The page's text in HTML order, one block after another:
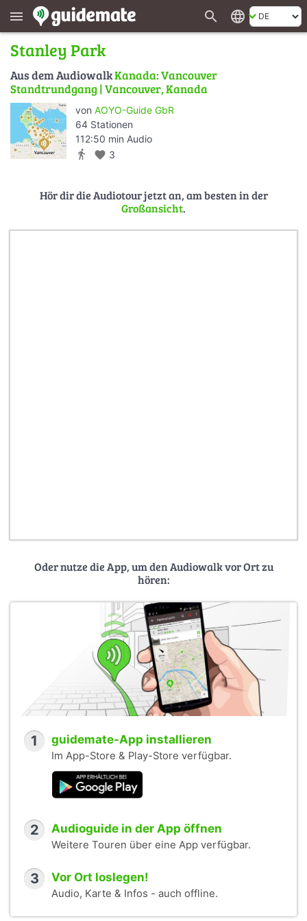
menu search language
Stanley Park
Aus dem AudiowalkKanada: Vancouver
Standtrundgang | Vancouver, Kanada
von AOYO-Guide GbR
64 Stationen
112:50 min Audio
directions_walk favorite 3
Hör dir die Audiotour jetzt an, am besten in der
Großansicht.
Oder nutze die App, um den Audiowalk vor Ort zu
hören:
1 guidemate-App installieren
Im App-Store & Play-Store verfügbar.
2 Audioguide in der App öffnen
Weitere Touren über eine App verfügbar.
3 Vor Ort loslegen!
Audio, Karte & Infos - auch offline.